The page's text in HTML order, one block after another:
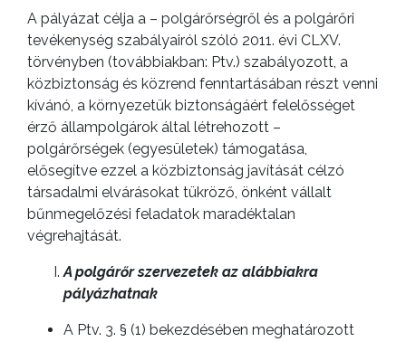
LAKOSSÁGI
INFORMÁCIÓK
HASZNOS
KVÍZ
A pályázat célja a – polgárőrségről és a polgárőri
tevékenység szabályairól szóló 2011. évi CLXV.
törvényben (továbbiakban: Ptv.) szabályozott, a
közbiztonság és közrend fenntartásában részt venni
kívánó, a környezetük biztonságáért felelősséget
érző állampolgárok által létrehozott –
polgárőrségek (egyesületek) támogatása,
elősegítve ezzel a közbiztonság javítását célzó
társadalmi elvárásokat tükröző, önként vállalt
bűnmegelőzési feladatok maradéktalan
végrehajtását.
A polgárőr szervezetek az alábbiakra
pályázhatnak
A Ptv. 3. § (1) bekezdésében meghatározott